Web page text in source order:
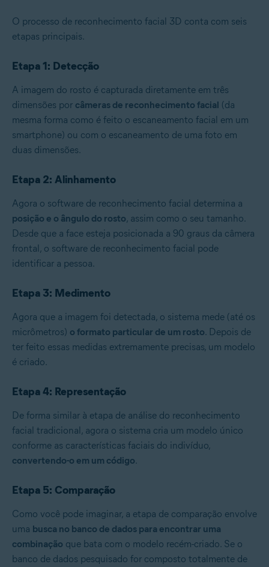
O processo de reconhecimento facial 3D conta com seis
etapas principais.
Etapa 1: Detecção
A imagem do rosto é capturada diretamente em três
dimensões por câmeras de reconhecimento facial (da
mesma forma como é feito o escaneamento facial em um
smartphone) ou com o escaneamento de uma foto em
duas dimensões.
Etapa 2: Alinhamento
Agora o software de reconhecimento facial determina a
posição e o ângulo do rosto, assim como o seu tamanho.
Desde que a face esteja posicionada a 90 graus da câmera
frontal, o software de reconhecimento facial pode
identificar a pessoa.
Etapa 3: Medimento
Agora que a imagem foi detectada, o sistema mede (até os
micrômetros) o formato particular de um rosto. Depois de
ter feito essas medidas extremamente precisas, um modelo
é criado.
Etapa 4: Representação
De forma similar à etapa de análise do reconhecimento
facial tradicional, agora o sistema cria um modelo único
conforme as características faciais do indivíduo,
convertendo-o em um código.
Etapa 5: Comparação
Como você pode imaginar, a etapa de comparação envolve
uma busca no banco de dados para encontrar uma
combinação que bata com o modelo recém-criado. Se o
banco de dados pesquisado for composto totalmente de